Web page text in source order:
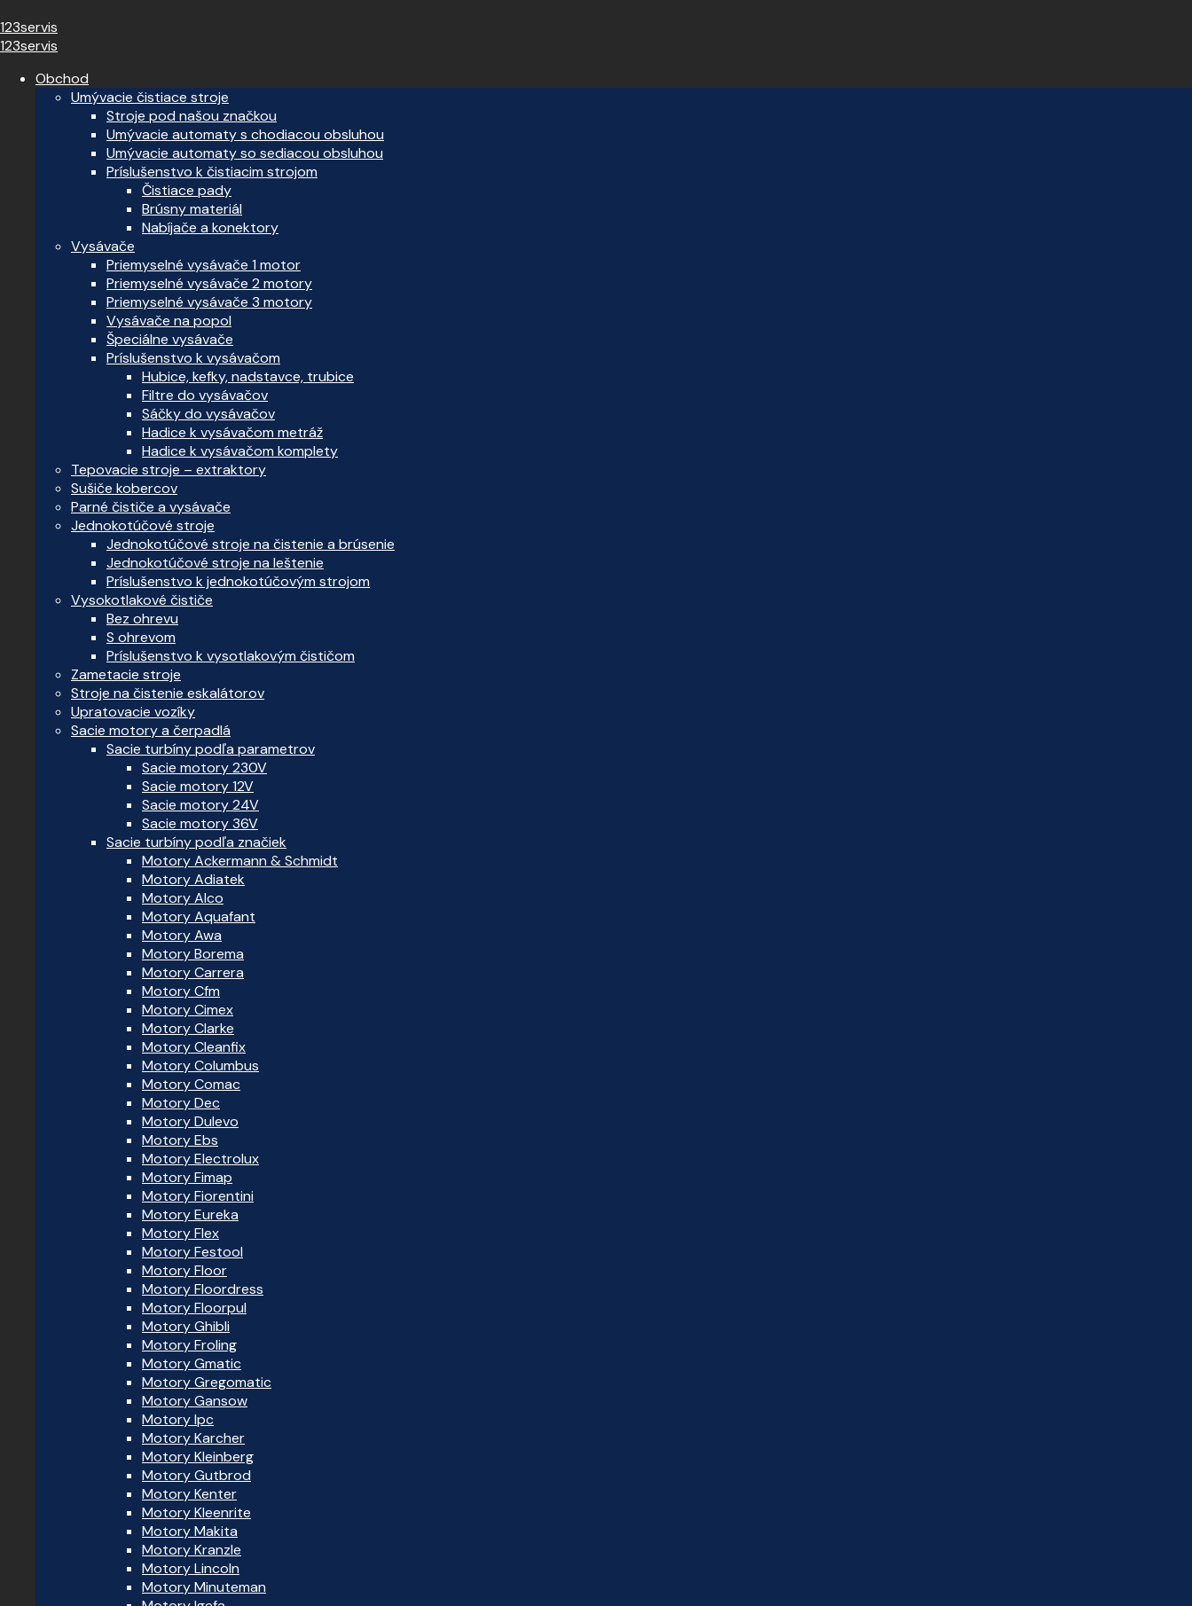
123servis
123servis
Obchod
Umývacie čistiace stroje
Stroje pod našou značkou
Umývacie automaty s chodiacou obsluhou
Umývacie automaty so sediacou obsluhou
Príslušenstvo k čistiacim strojom
Čistiace pady
Brúsny materiál
Nabíjače a konektory
Vysávače
Priemyselné vysávače 1 motor
Priemyselné vysávače 2 motory
Priemyselné vysávače 3 motory
Vysávače na popol
Špeciálne vysávače
Príslušenstvo k vysávačom
Hubice, kefky, nadstavce, trubice
Filtre do vysávačov
Sáčky do vysávačov
Hadice k vysávačom metráž
Hadice k vysávačom komplety
Tepovacie stroje – extraktory
Sušiče kobercov
Parné čističe a vysávače
Jednokotúčové stroje
Jednokotúčové stroje na čistenie a brúsenie
Jednokotúčové stroje na leštenie
Príslušenstvo k jednokotúčovým strojom
Vysokotlakové čističe
Bez ohrevu
S ohrevom
Príslušenstvo k vysotlakovým čističom
Zametacie stroje
Stroje na čistenie eskalátorov
Upratovacie vozíky
Sacie motory a čerpadlá
Sacie turbíny podľa parametrov
Sacie motory 230V
Sacie motory 12V
Sacie motory 24V
Sacie motory 36V
Sacie turbíny podľa značiek
Motory Ackermann & Schmidt
Motory Adiatek
Motory Alco
Motory Aquafant
Motory Awa
Motory Borema
Motory Carrera
Motory Cfm
Motory Cimex
Motory Clarke
Motory Cleanfix
Motory Columbus
Motory Comac
Motory Dec
Motory Dulevo
Motory Ebs
Motory Electrolux
Motory Fimap
Motory Fiorentini
Motory Eureka
Motory Flex
Motory Festool
Motory Floor
Motory Floordress
Motory Floorpul
Motory Ghibli
Motory Froling
Motory Gmatic
Motory Gregomatic
Motory Gansow
Motory Ipc
Motory Karcher
Motory Kleinberg
Motory Gutbrod
Motory Kenter
Motory Kleenrite
Motory Makita
Motory Kranzle
Motory Lincoln
Motory Minuteman